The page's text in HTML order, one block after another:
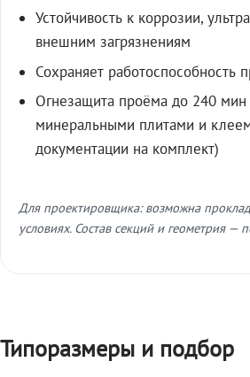
Устойчивость к коррозии,
внешним загрязнениям
Сохраняет работоспособность
Огнезащита проёма до 240
минеральными плитами и
документации на комплект)
Для проектировщика: возможна
условиях. Состав секций и геометрия —
Типоразмеры и подбор